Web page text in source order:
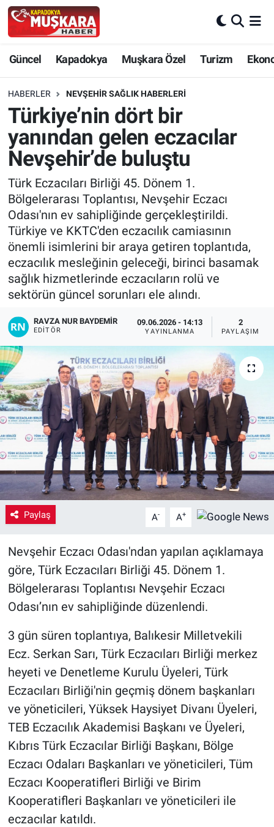
Güncel Kapadokya Muşkara Özel Turizm
HABERLER NEVŞEHIR SAĞLIK HABERLERI
Türkiye’nin dört bir
yanından gelen eczacılar
Nevşehir’de buluştu
Türk Eczacıları Birliği 45. Dönem 1.
Bölgelerarası Toplantısı, Nevşehir Eczacı
Odası'nın ev sahipliğinde gerçekleştirildi.
Türkiye ve KKTC'den eczacılık camiasının
önemli isimlerini bir araya getiren toplantıda,
eczacılık mesleğinin geleceği, birinci basamak
sağlık hizmetlerinde eczacıların rolü ve
sektörün güncel sorunları ele alındı.
RAVZA NUR BAYDEMIR
EDITÖR
09.06.2026 - 14:13
YAYINLANMA
2
PAYLAŞIM
Paylaş A- A+
Nevşehir Eczacı Odası'ndan yapılan açıklamaya
göre, Türk Eczacıları Birliği 45. Dönem 1.
Bölgelerarası Toplantısı Nevşehir Eczacı
Odası’nın ev sahipliğinde düzenlendi.
3 gün süren toplantıya, Balıkesir Milletvekili
Ecz. Serkan Sarı, Türk Eczacıları Birliği merkez
heyeti ve Denetleme Kurulu Üyeleri, Türk
Eczacıları Birliği'nin geçmiş dönem başkanları
ve yöneticileri, Yüksek Haysiyet Divanı Üyeleri,
TEB Eczacılık Akademisi Başkanı ve Üyeleri,
Kıbrıs Türk Eczacılar Birliği Başkanı, Bölge
Eczacı Odaları Başkanları ve yöneticileri, Tüm
Eczacı Kooperatifleri Birliği ve Birim
Kooperatifleri Başkanları ve yöneticileri ile
eczacılar katıldı.
Güncel
SEÇİM
Muşkara Özel
Ekonomi
Kapadokya
Turizm
Kültür - Sanat
Yaşam
VEFATLAR
Nevşehir Hava Durumu
Nevşehir Trafik Yoğunluk Haritası
Süper Lig Puan Durumu ve Fikstür
Tüm Manşetler
Son Dakika Haberleri
Haber Arşivi